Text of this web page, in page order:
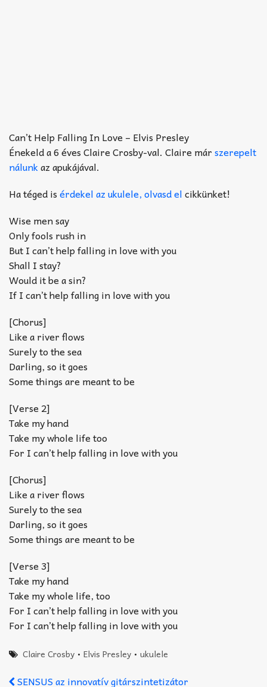
Can’t Help Falling In Love – Elvis Presley
Énekeld a 6 éves Claire Crosby-val. Claire márszerepelt
nálunkaz apukájával.
Ha téged isérdekel az ukulele, olvasd elcikkünket!
Wise men say
Only fools rush in
But I can’t help falling in love with you
Shall I stay?
Would it be a sin?
If I can’t help falling in love with you
[Chorus]
Like a river flows
Surely to the sea
Darling, so it goes
Some things are meant to be
[Verse 2]
Take my hand
Take my whole life too
For I can’t help falling in love with you
[Chorus]
Like a river flows
Surely to the sea
Darling, so it goes
Some things are meant to be
[Verse 3]
Take my hand
Take my whole life, too
For I can’t help falling in love with you
For I can’t help falling in love with you
Claire Crosby •Elvis Presley •ukulele
SENSUS az innovatív gitárszintetizátor